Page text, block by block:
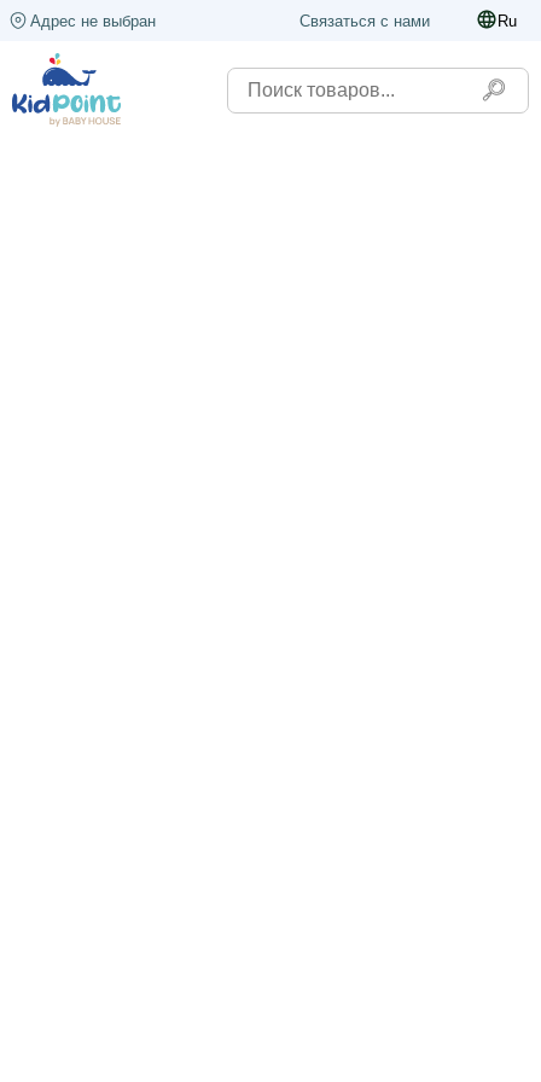
Адрес не выбран Связаться с нами Ru